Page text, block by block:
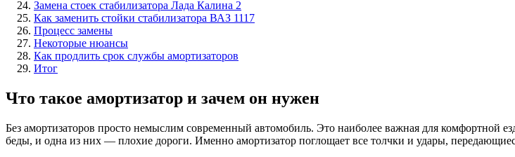
Замена стоек стабилизатора Лада Калина 2
Как заменить стойки стабилизатора ВАЗ 1117
Процесс замены
Некоторые нюансы
Как продлить срок службы амортизаторов
Итог
Что такое амортизатор и зачем он нужен
Без амортизаторов просто немыслим современный автомобиль. Это наиболее важная для комфортной
беды, и одна из них — плохие дороги. Именно амортизатор поглощает все толчки и удары,